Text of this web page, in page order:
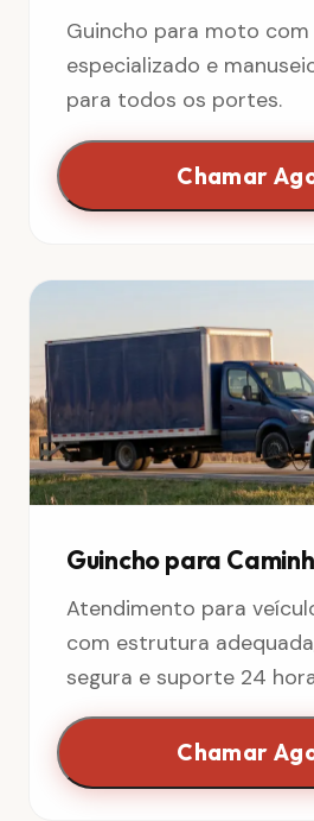
Guincho para moto
especializado e
para todos os portes.
Chamar
Guincho para
Atendimento para
com estrutura
segura e suporte 24
Chamar